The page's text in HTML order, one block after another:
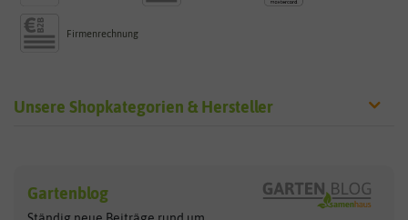
Firmenrechnung
Unsere Shopkategorien & Hersteller
Exotische Samen
Arche Noah Clever Pots
Gartenblog